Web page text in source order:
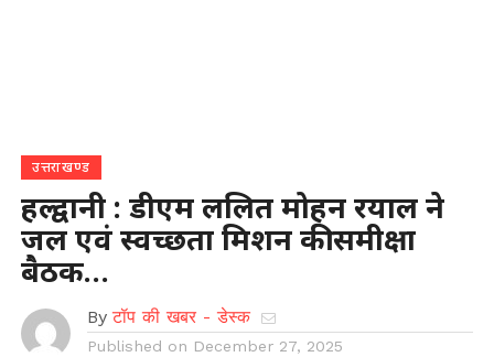
उत्तराखण्ड
हल्द्वानी : डीएम ललित मोहन रयाल ने
जल एवं स्वच्छता मिशन की समीक्षा
बैठक…
By टॉप की खबर - डेस्क
Published on December 27, 2025